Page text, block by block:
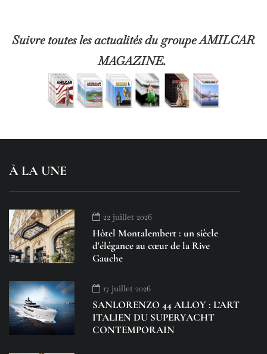
Suivre toutes les actualités du groupe AMILCAR
MAGAZINE.
À LA UNE
22 juillet 2026
Hôtel Montalembert : un siècle
d'élégance au cœur de la Rive
Gauche
17 juillet 2026
SANLORENZO 44 ALLOY : L’ART
ITALIEN DU SUPERYACHT
CONTEMPORAIN